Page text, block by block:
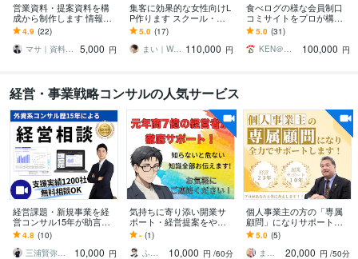
営業資料・提案資料を構
成から制作します 情報整
理・言語化・図解まで対
応｜読み手が判断できる
資料へ
4.9 (22)
マサ｜資料戦略・情報設計パートナー
5,000 円
集客に効果的な女性向けL
P作ります スクール・養
成講座系などのLPデザイ
ン実績多数！
5.0 (17)
まい｜WEBデザイナー・イラストレーター 110,000 円
食べログの様な会員制口
コミサイトをプロが構築
します 価値あるクチコミ
情報で集客し、収益化も
図れます！
5.0 (31)
KEN＠現役システムエンジニア
100,000 円
経営・事業戦略コンサルの人気サービス
経営課題・新規事業を経
営コンサル15年が助言し
ます 【無料相談OK】成長
戦略、競合差別化、販売
戦略まで壁打ち
4.8 (10)
三浦賢弥＠経営コンサルタント
10,000 円
気持ちに寄り添い開業サ
ポート・経営提案をやり
ます 失敗しない開業準備
と継続経営を経験者が伝
えます！
- (1)
ふんわりこころサポート☘️みちまさ
10,000 円 /60分
個人事業主の方の「専属
顧問」になりサポートし
ます 個人事業主も顧問を
つけられる！経営歴23年
の私が伴走します！
5.0 (5)
まつもと社長｜なんでも相談できる経営者
20,000 円 /50分